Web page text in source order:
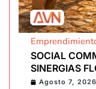
SOCIAL
SINERGIAS
Agosto 7, 2026